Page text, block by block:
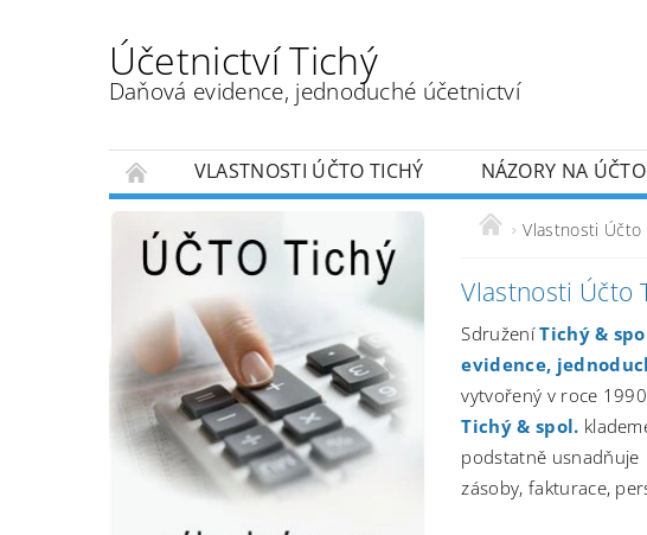
Účetnictví Tichý
Daňová evidence, jednoduché účetnictví
VLASTNOSTI ÚČTO TICHÝ NÁZORY NA
Vlastnosti Účto
Vlastnosti Účto
SdruženíTichý &
evidence,
vytvořený v roce
Tichý & spol.
podstatně usnadňuje
zásoby, fakturace,